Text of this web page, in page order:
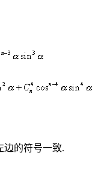
边的符号一致.